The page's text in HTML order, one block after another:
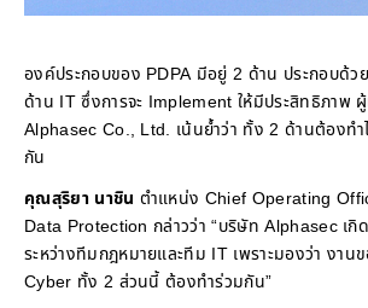
องค์ประกอบของ PDPA มีอยู่ 2 ด้าน ประกอบด้ว
ด้าน IT ซึ่งการจะ Implement ให้มีประสิทธิภาพ
Alphasec Co., Ltd. เน้นย้ำว่า ทั้ง 2 ด้านต้องท
กัน
คุณสุริยา นาชิน ตำแหน่ง Chief Operating
Data Protection กล่าวว่า “บริษัท Alphasec เกิ
ระหว่างทีมกฎหมายและทีม IT เพราะมองว่า งาน
Cyber ทั้ง 2 ส่วนนี้ ต้องทำร่วมกัน”